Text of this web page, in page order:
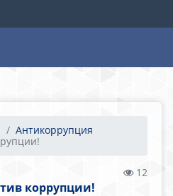
Антикоррупция
12
коррупции!